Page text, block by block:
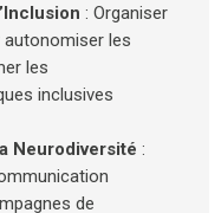
: Organiser
les
les
inclusives
Neurodiversité :
de